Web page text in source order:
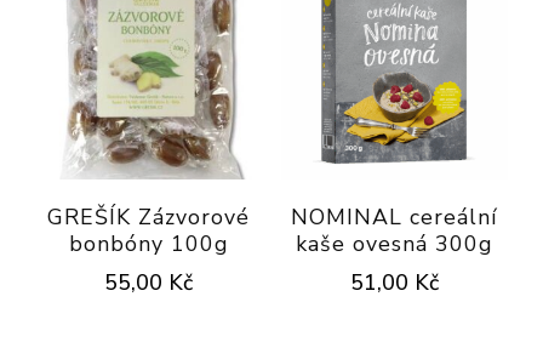
GREŠÍK Zázvorové
bonbóny 100g
55,00 Kč
NOMINAL cereální
kaše ovesná 300g
51,00 Kč